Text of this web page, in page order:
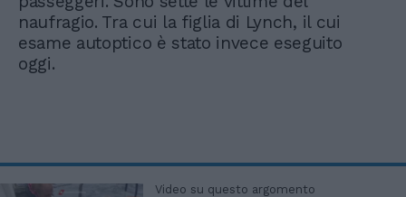
naufragio. Tra cui la figlia di Lynch, il cui
esame autoptico è stato invece eseguito
oggi.
Video su questo argomento